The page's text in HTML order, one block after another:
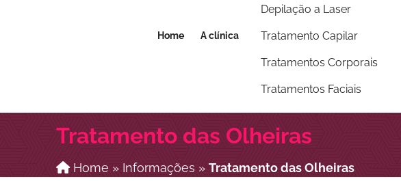
Home A clínica
Depilação a Laser
Tratamento Capilar
Tratamentos Corporais
Tratamentos Faciais
Tratamento das Olheiras
Home » Informações »Tratamento das Olheiras